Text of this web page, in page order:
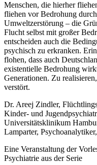
Menschen, die hierher
fliehen vor Bedrohung
Umweltzerstörung – die
Flucht selbst mit großer
entscheiden auch die
psychisch zu erkranken.
flohen, dass auch
existentielle Bedrohung
Generationen. Zu
verstört.
Dr. Areej Zindler,
Kinder- und
Universitätsklinikum
Lamparter,
Eine Veranstaltung der
Psychiatrie aus der Serie